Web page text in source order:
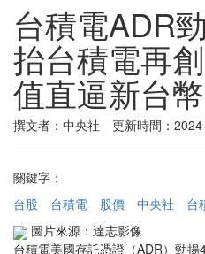
台積電ADR
抬台積電再
值直逼新台
撰文者：中央社 更新時間：
關鍵字：
台股
台積電 股價 中央社
台
圖片來源：達志影像
台積電美國存託憑證（ADR）勁